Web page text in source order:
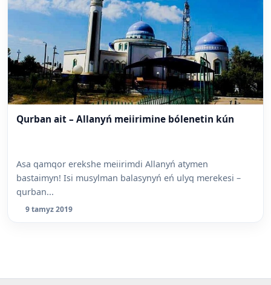
Qurban ait – Allanyń meiirimine bólenetin kún
Asa qamqor erekshe meiirimdi Allanyń atymen
bastaimyn! Isi musylman balasynyń eń ulyq merekesi –
qurban...
9 tamyz 2019